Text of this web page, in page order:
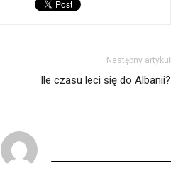
Następny artykuł
Ile czasu leci się do Albanii?